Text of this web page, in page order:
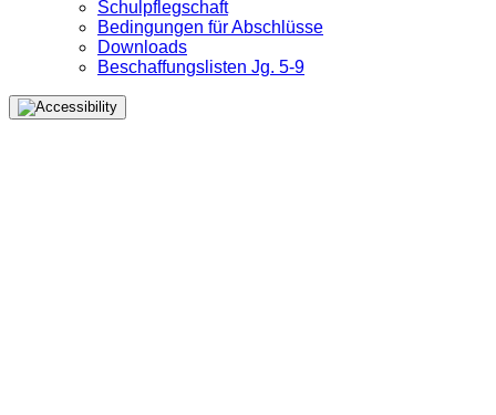
Schulpflegschaft
Bedingungen für Abschlüsse
Downloads
Beschaffungslisten Jg. 5-9